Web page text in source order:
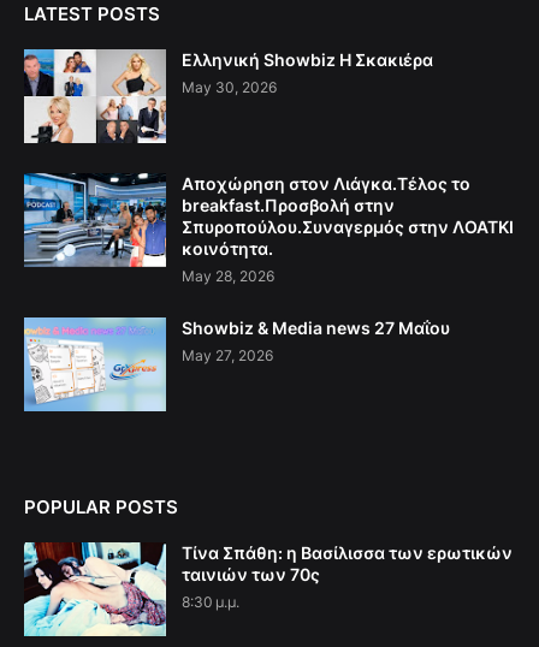
LATEST POSTS
Ελληνική Showbiz Η Σκακιέρα
May 30, 2026
Αποχώρηση στον Λιάγκα.Τέλος το
breakfast.Προσβολή στην
Σπυροπούλου.Συναγερμός στην ΛΟΑΤΚΙ
κοινότητα.
May 28, 2026
Showbiz & Media news 27 Μαΐου
May 27, 2026
POPULAR POSTS
Τίνα Σπάθη: η Βασίλισσα των ερωτικών
ταινιών των 70ς
8:30 μ.μ.